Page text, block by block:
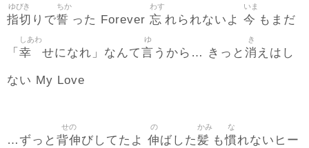
指切
ゆびき
りで誓
ちか
った Forever 忘
わす
れられないよ 今
いま
もまだ
「 幸
しあわ
せになれ」なんて言
ゆ
うから… きっと 消
き
えはし
ない My Love
…ずっと 背伸
せの
びしてたよ 伸
の
ばした髪
かみ
も慣
な
れないヒー